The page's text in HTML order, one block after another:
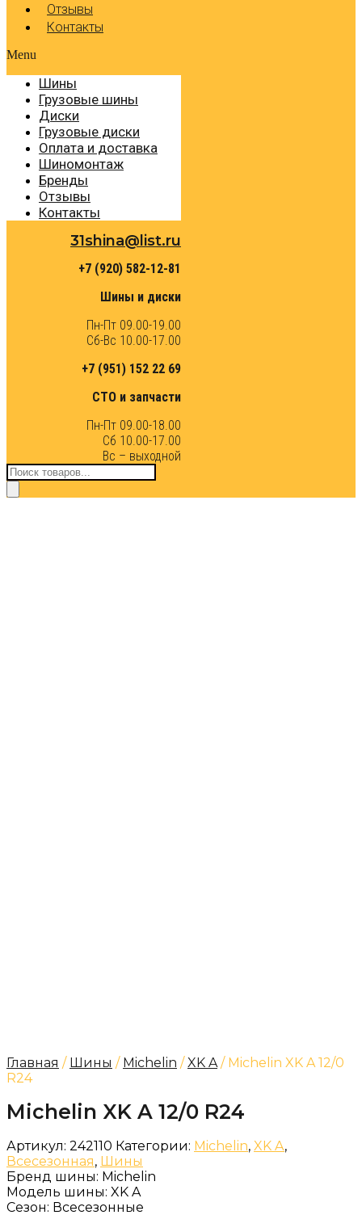
Отзывы
Контакты
Menu
Шины
Грузовые шины
Диски
Грузовые диски
Оплата и доставка
Шиномонтаж
Бренды
Отзывы
Контакты
31shina@list.ru
+7 (920) 582-12-81
Шины и диски
Пн-Пт 09.00-19.00
Сб-Вс 10.00-17.00
+7 (951) 152 22 69
СТО и запчасти
Пн-Пт 09.00-18.00
Сб 10.00-17.00
Вс – выходной
Поиск
товаров
Главная / Шины / Michelin /XK A/ Michelin XK A 12/0
R24
Michelin XK A 12/0 R24
Артикул: 242110 Категории: Michelin, XK A,
Всесезонная, Шины
Бренд шины: Michelin
Модель шины: XK A
Сезон: Всесезонные